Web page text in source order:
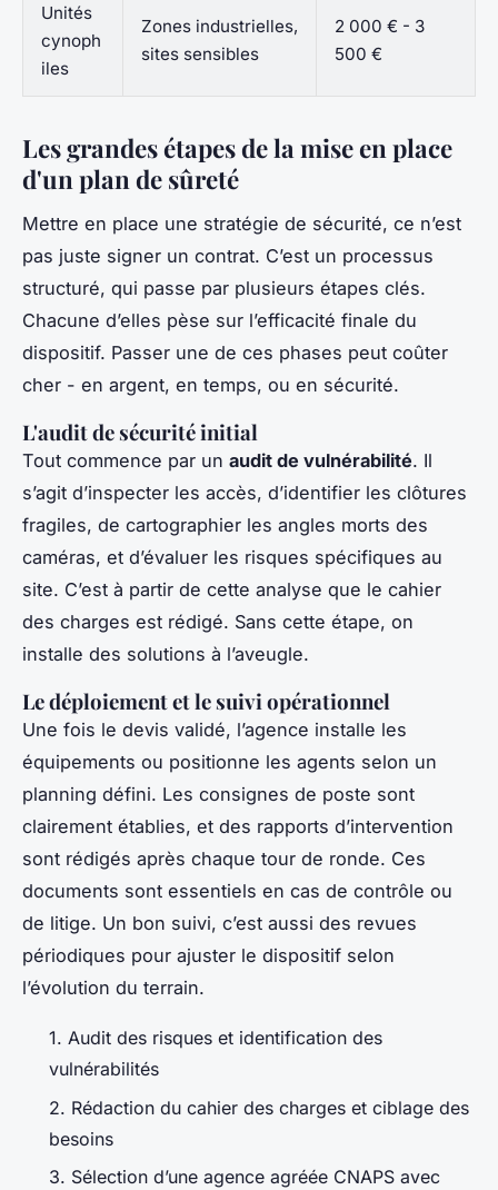
Unités
cynoph
iles
Zones industrielles,
sites sensibles
2 000 € - 3
500 €
Les grandes étapes de la mise en place
d'un plan de sûreté
Mettre en place une stratégie de sécurité, ce n’est
pas juste signer un contrat. C’est un processus
structuré, qui passe par plusieurs étapes clés.
Chacune d’elles pèse sur l’efficacité finale du
dispositif. Passer une de ces phases peut coûter
cher - en argent, en temps, ou en sécurité.
L'audit de sécurité initial
Tout commence par un audit de vulnérabilité. Il
s’agit d’inspecter les accès, d’identifier les clôtures
fragiles, de cartographier les angles morts des
caméras, et d’évaluer les risques spécifiques au
site. C’est à partir de cette analyse que le cahier
des charges est rédigé. Sans cette étape, on
installe des solutions à l’aveugle.
Le déploiement et le suivi opérationnel
Une fois le devis validé, l’agence installe les
équipements ou positionne les agents selon un
planning défini. Les consignes de poste sont
clairement établies, et des rapports d’intervention
sont rédigés après chaque tour de ronde. Ces
documents sont essentiels en cas de contrôle ou
de litige. Un bon suivi, c’est aussi des revues
périodiques pour ajuster le dispositif selon
l’évolution du terrain.
1. Audit des risques et identification des
vulnérabilités
2. Rédaction du cahier des charges et ciblage des
besoins
3. Sélection d’une agence agréée CNAPS avec